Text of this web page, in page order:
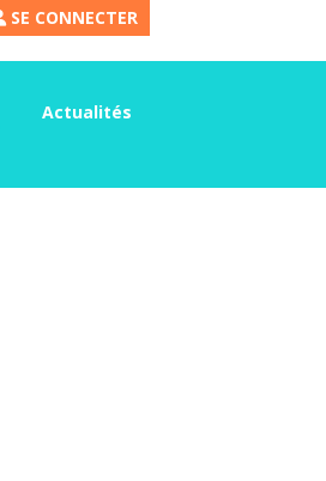
SE CONNECTER
Actualités